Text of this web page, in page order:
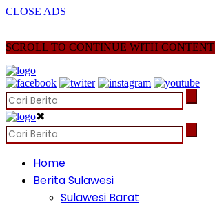
CLOSE ADS
SCROLL TO CONTINUE WITH CONTENT
✖
Home
Berita Sulawesi
Sulawesi Barat